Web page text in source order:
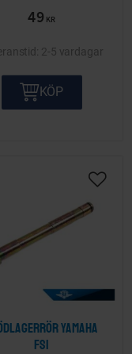
49 KR
2-5 vardagar
KÖP
Yamaha
FS1
Lägg